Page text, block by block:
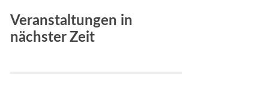
Veranstaltungen in
nächster Zeit